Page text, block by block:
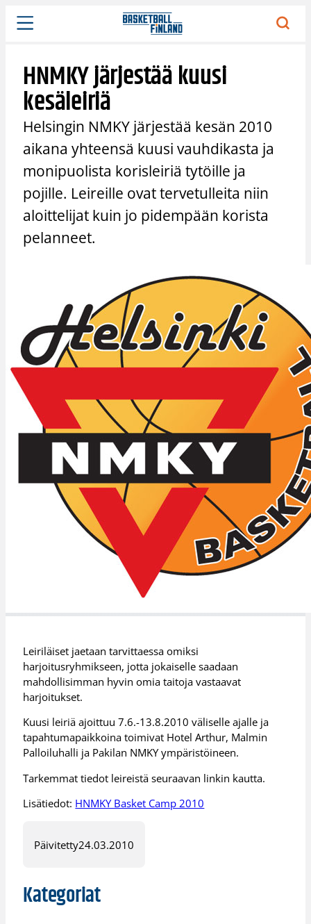
Siirry
sisältöön
HNMKY järjestää kuusi
kesäleiriä
Helsingin NMKY järjestää kesän 2010
aikana yhteensä kuusi vauhdikasta ja
monipuolista korisleiriä tytöille ja
pojille. Leireille ovat tervetulleita niin
aloittelijat kuin jo pidempään korista
pelanneet.
Leiriläiset jaetaan tarvittaessa omiksi
harjoitusryhmikseen, jotta jokaiselle saadaan
mahdollisimman hyvin omia taitoja vastaavat
harjoitukset.
Kuusi leiriä ajoittuu 7.6.-13.8.2010 väliselle ajalle ja
tapahtumapaikkoina toimivat Hotel Arthur, Malmin
Palloiluhalli ja Pakilan NMKY ympäristöineen.
Tarkemmat tiedot leireistä seuraavan linkin kautta.
Lisätiedot: HNMKY Basket Camp 2010
Päivitetty24.03.2010
Kategoriat